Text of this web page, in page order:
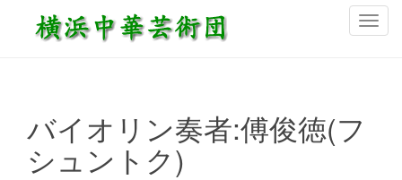
ナ
バイオリン奏者:傅俊徳(フ
シュントク)